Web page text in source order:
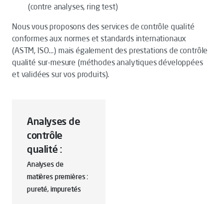
(contre analyses, ring test)
Nous vous proposons des services de contrôle qualité
conformes aux normes et standards internationaux
(ASTM, ISO…) mais également des prestations de contrôle
qualité sur-mesure (méthodes analytiques développées
et validées sur vos produits).
Analyses de
contrôle
qualité :
Analyses de
matières premières :
pureté, impuretés